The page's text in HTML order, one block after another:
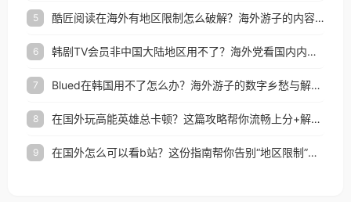
5 酷匠阅读在海外有地区限制怎么破解？海外游子的内容归乡路
6 韩剧TV会员非中国大陆地区用不了？海外党看国内内容的加速器选择指南
7 Blued在韩国用不了怎么办？海外游子的数字乡愁与解决方案
8 在国外玩高能英雄总卡顿？这篇攻略帮你流畅上分+解锁国内影音自由
9 在国外怎么可以看b站？这份指南帮你告别“地区限制”的烦恼